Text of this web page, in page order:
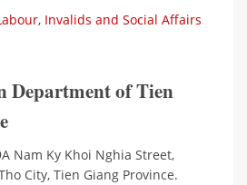
Invalids and Social Affairs
Department of Tien
Nam Ky Khoi Nghia Street,
City, Tien Giang Province.